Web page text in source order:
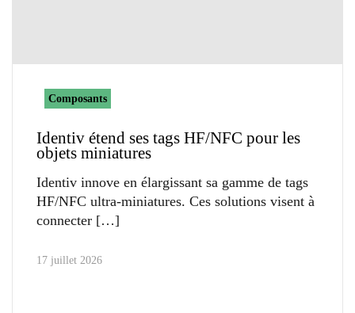
Composants
Identiv étend ses tags HF/NFC pour les
objets miniatures
Identiv innove en élargissant sa gamme de tags
HF/NFC ultra-miniatures. Ces solutions visent à
connecter
17 juillet 2026